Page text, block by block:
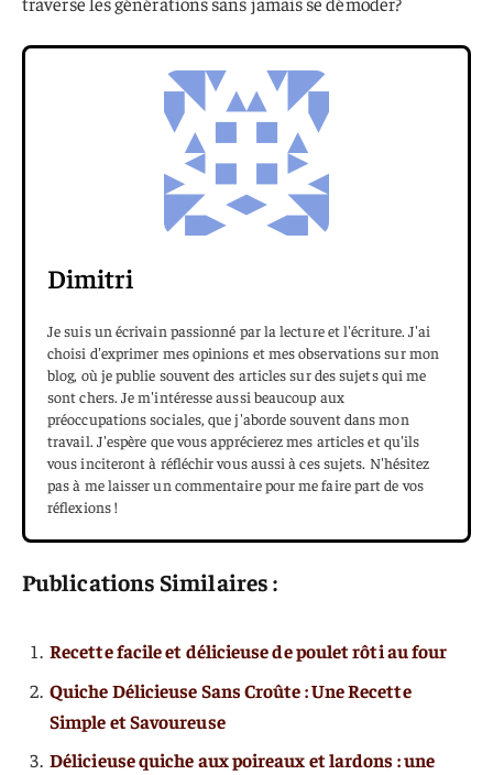
Dimitri
Je suis un écrivain passionné par la lecture et l'écriture. J'ai
choisi d'exprimer mes opinions et mes observations sur mon
blog, où je publie souvent des articles sur des sujets qui me
sont chers. Je m'intéresse aussi beaucoup aux
préoccupations sociales, que j'aborde souvent dans mon
travail. J'espère que vous apprécierez mes articles et qu'ils
vous inciteront à réfléchir vous aussi à ces sujets. N'hésitez
pas à me laisser un commentaire pour me faire part de vos
réflexions !
Publications Similaires :
Recette facile et délicieuse de poulet rôti au four
Quiche Délicieuse Sans Croûte : Une Recette
Simple et Savoureuse
Délicieuse quiche aux poireaux et lardons : une